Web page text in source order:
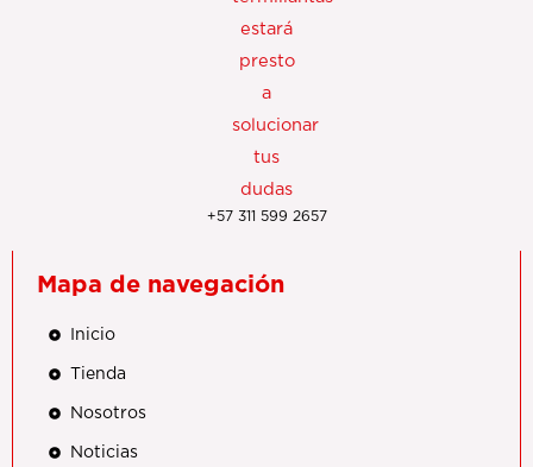
+57 311 599 2657
Mapa de navegación
Inicio
Tienda
Nosotros
Noticias